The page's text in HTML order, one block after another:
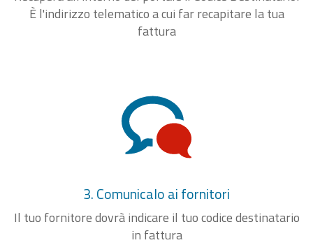
È l'indirizzo telematico a cui far recapitare la tua
fattura
3. Comunicalo ai fornitori
Il tuo fornitore dovrà indicare il tuo codice destinatario
in fattura